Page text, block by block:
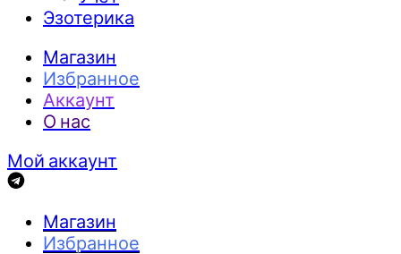
Эзотерика
Магазин
Избранное
Аккаунт
О нас
Мой аккаунт
Магазин
Избранное